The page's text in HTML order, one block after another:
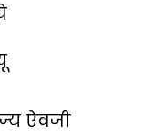
ऐवजी